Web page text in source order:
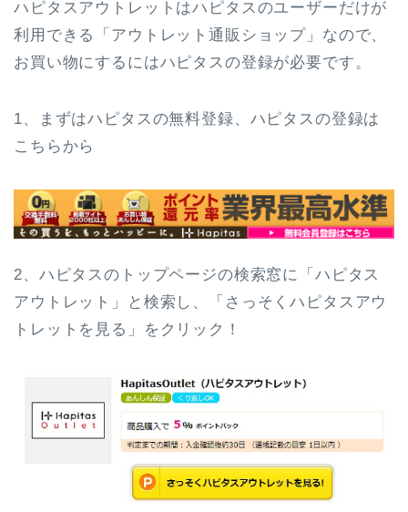
ハピタスアウトレットはハピタスのユーザーだけが
利用できる「アウトレット通販ショップ」なので、
お買い物にするにはハピタスの登録が必要です。
1、まずはハピタスの無料登録、ハピタスの登録は
こちらから
2、ハピタスのトップページの検索窓に「ハピタス
アウトレット」と検索し、「さっそくハピタスアウ
トレットを見る」をクリック！